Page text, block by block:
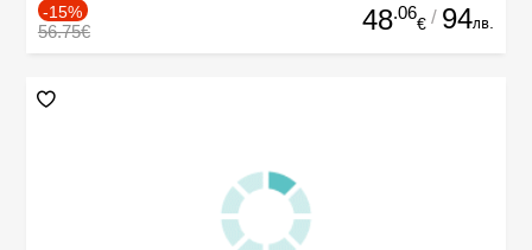
-15%
56.75€ 48.06
€ / 94лв.